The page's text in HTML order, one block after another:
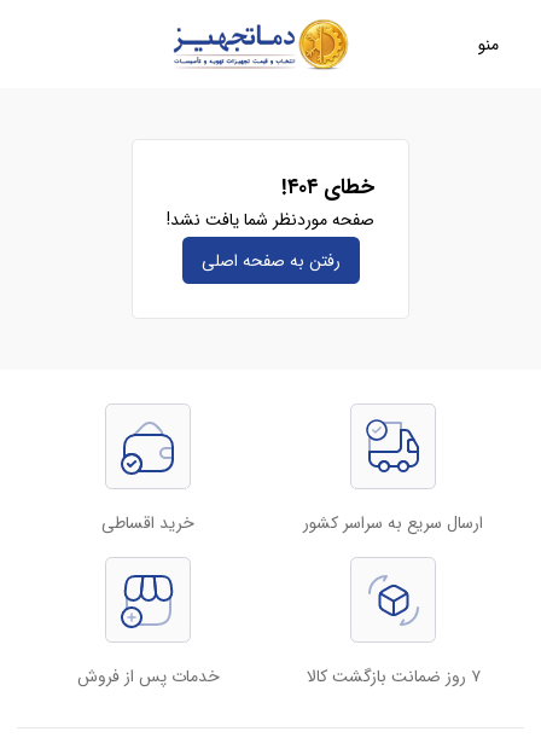
منو
خطای ۴۰۴!
صفحه موردنظر شما یافت نشد!
رفتن به صفحه‌ اصلی
ارسال سریع به سراسر کشور خرید اقساطی
۷ روز ضمانت بازگشت کالا خدمات پس از فروش